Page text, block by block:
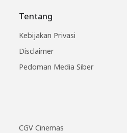
CGV Cinemas
Tentang
Kebijakan Privasi
Disclaimer
Pedoman Media Siber